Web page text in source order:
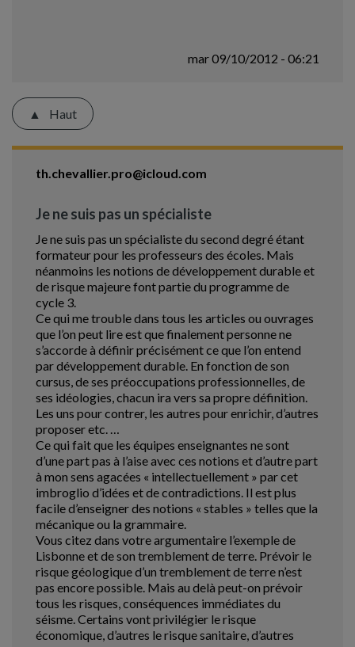
mar 09/10/2012 - 06:21
Haut
th.chevallier.pro@icloud.com
Je ne suis pas un spécialiste
Je ne suis pas un spécialiste du second degré étant
formateur pour les professeurs des écoles. Mais
néanmoins les notions de développement durable et
de risque majeure font partie du programme de
cycle 3.
Ce qui me trouble dans tous les articles ou ouvrages
que l’on peut lire est que finalement personne ne
s’accorde à définir précisément ce que l’on entend
par développement durable. En fonction de son
cursus, de ses préoccupations professionnelles, de
ses idéologies, chacun ira vers sa propre définition.
Les uns pour contrer, les autres pour enrichir, d’autres
proposer etc. …
Ce qui fait que les équipes enseignantes ne sont
d’une part pas à l’aise avec ces notions et d’autre part
à mon sens agacées « intellectuellement » par cet
imbroglio d’idées et de contradictions. Il est plus
facile d’enseigner des notions « stables » telles que la
mécanique ou la grammaire.
Vous citez dans votre argumentaire l’exemple de
Lisbonne et de son tremblement de terre. Prévoir le
risque géologique d’un tremblement de terre n’est
pas encore possible. Mais au delà peut-on prévoir
tous les risques, conséquences immédiates du
séisme. Certains vont privilégier le risque
économique, d’autres le risque sanitaire, d’autres